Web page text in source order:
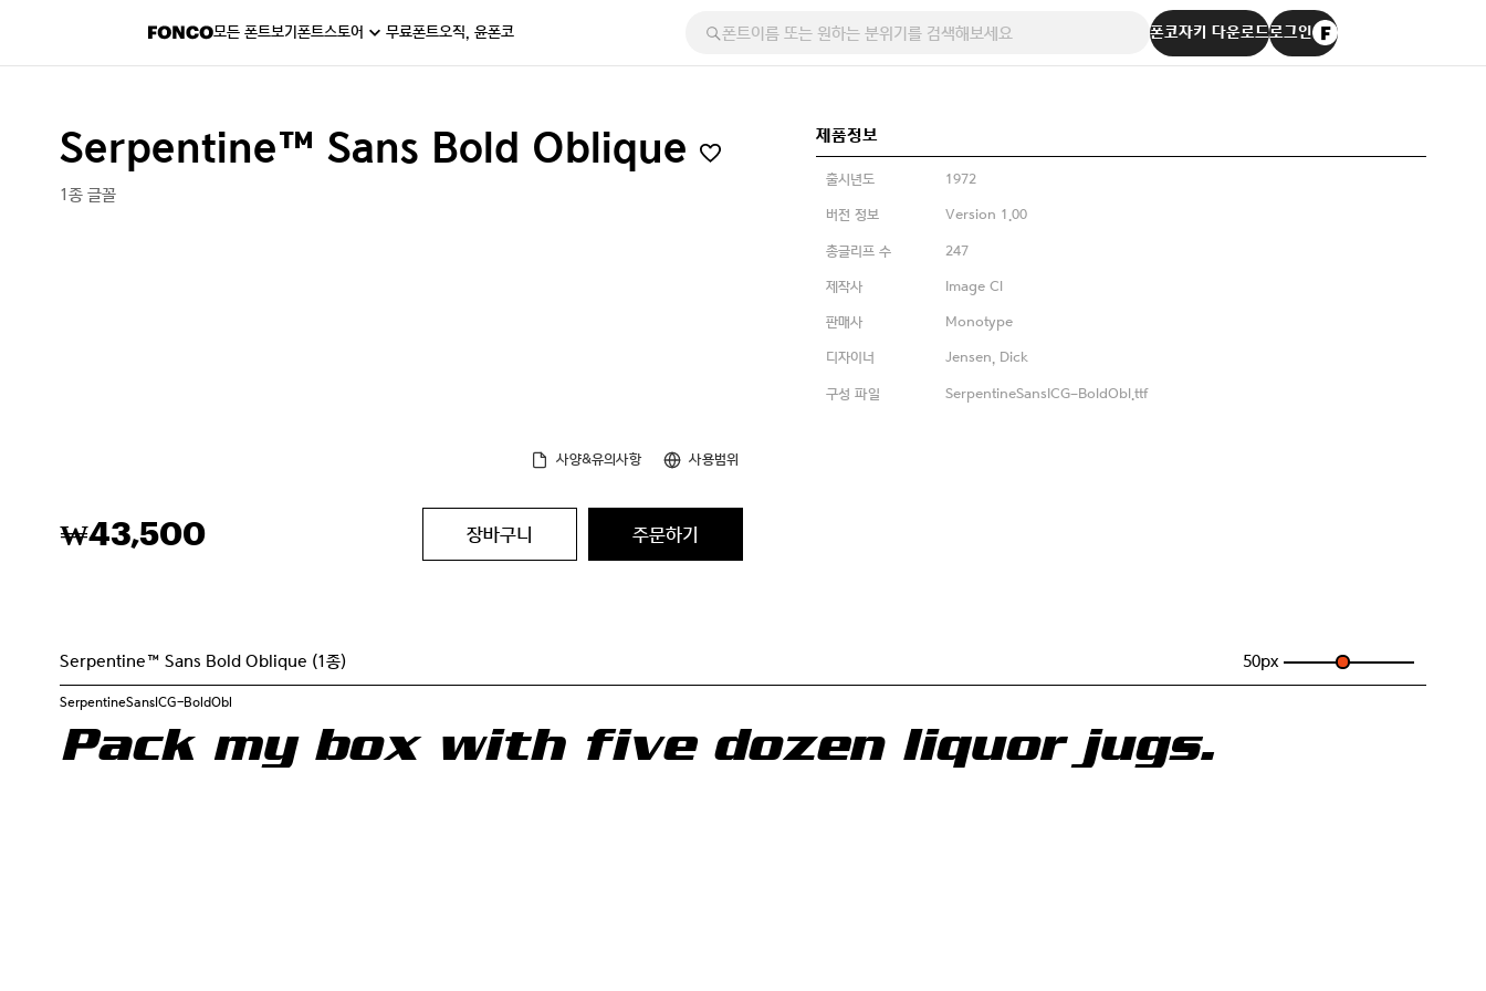
모든 폰트보기폰트스토어 무료폰트오직, 윤폰코 폰코자키 다운로드로그인
Serpentine™ Sans Bold Oblique
1종 글꼴
제품정보
출시년도 1972
버전 정보 Version 1.00
총글리프 수 247
제작사 Image Cl
판매사 Monotype
디자이너 Jensen, Dick
구성 파일 SerpentineSansICG-BoldObl.ttf
사양&유의사항 사용범위
₩43,500 장바구니 주문하기
Serpentine™ Sans Bold Oblique (1종) 50px
SerpentineSansICG-BoldObl
Pack my box with five dozen liquor jugs.